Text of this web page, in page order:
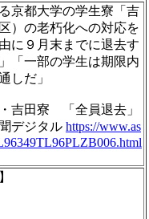
京都大学の学生寮「吉
）の老朽化への対応を
に９月末までに退去す
「一部の学生は期限内
しだ」
吉田寮 「全員退去」
デジタル https://www.as